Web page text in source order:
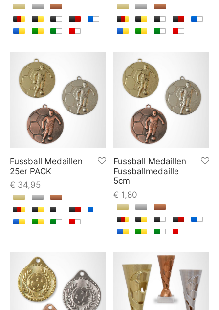
Fussball Medaillen
25er PACK
€ 34,95
Fussball Medaillen
Fussballmedaille
5cm
€ 1,80